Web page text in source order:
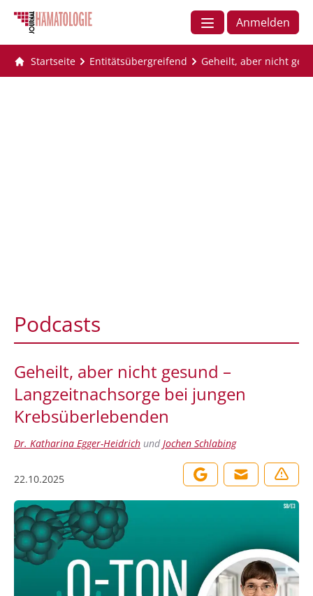
Anmelden
Startseite Entitätsübergreifend Geheilt, aber nicht
Podcasts
Geheilt, aber nicht gesund –
Langzeitnachsorge bei jungen
Krebsüberlebenden
Dr. Katharina Egger-Heidrich undJochen Schlabing
22.10.2025